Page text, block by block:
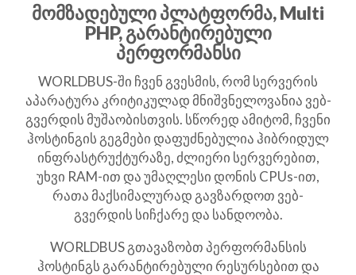
მომზადებული პლატფორმა, Multi
PHP, გარანტირებული
პერფორმანსი
WORLDBUS-ში ჩვენ გვესმის, რომ სერვერის
აპარატურა კრიტიკულად მნიშვნელოვანია ვებ-
გვერდის მუშაობისთვის. სწორედ ამიტომ, ჩვენი
ჰოსტინგის გეგმები დაფუძნებულია ჰიბრიდულ
ინფრასტრუქტურაზე, ძლიერი სერვერებით,
უხვი RAM-ით და უმაღლესი დონის CPUs-ით,
რათა მაქსიმალურად გავზარდოთ ვებ-
გვერდის სიჩქარე და სანდოობა.
WORLDBUS გთავაზობთ პერფორმანსის
ჰოსტინგს გარანტირებული რესურსებით და